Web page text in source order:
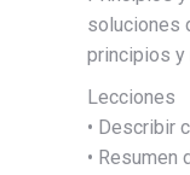
soluciones
principios y
Lecciones
• Describir
• Resumen